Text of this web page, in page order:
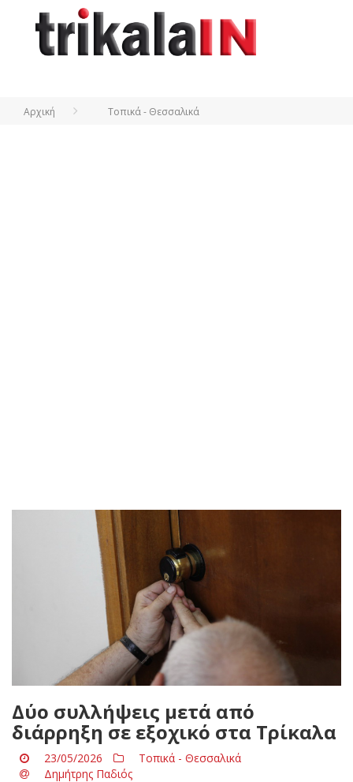
Αρχική Τοπικά - Θεσσαλικά
Δύο συλλήψεις μετά από
διάρρηξη σε εξοχικό στα Τρίκαλα
23/05/2026
Τοπικά - Θεσσαλικά
Δημήτρης Παδιός